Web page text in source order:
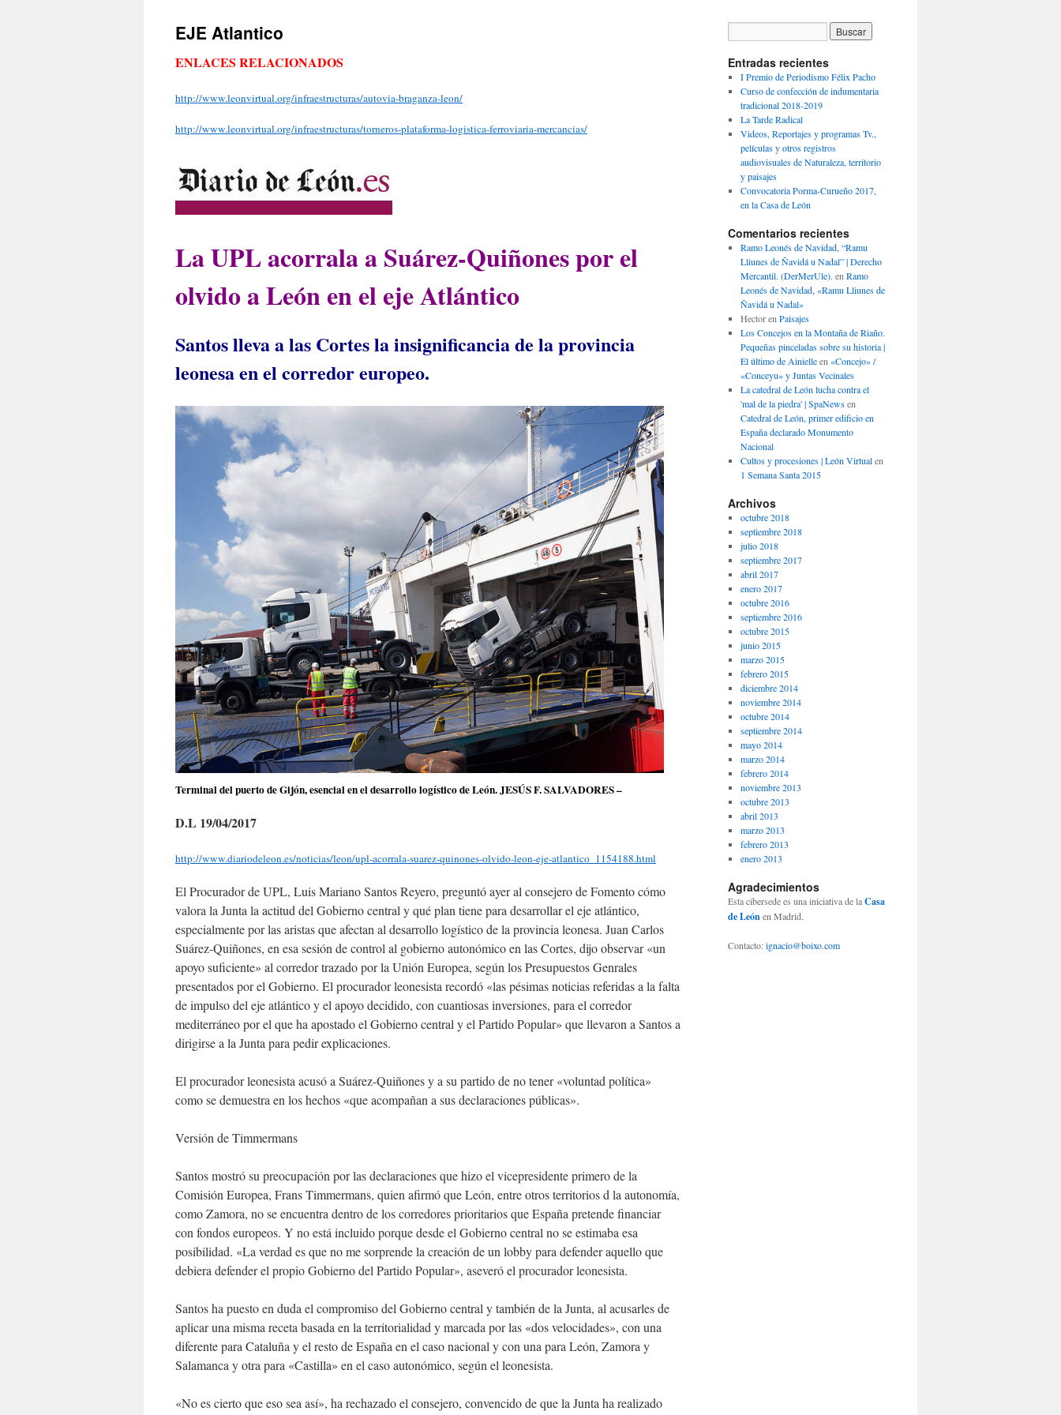
EJE Atlantico
ENLACES RELACIONADOS
http://www.leonvirtual.org/infraestructuras/autovia-braganza-leon/
http://www.leonvirtual.org/infraestructuras/torneros-plataforma-logistica-ferroviaria-mercancias/
La UPL acorrala a Suárez-Quiñones por el
olvido a León en el eje Atlántico
Santos lleva a las Cortes la insignificancia de la provincia
leonesa en el corredor europeo.
Terminal del puerto de Gijón, esencial en el desarrollo logístico de León. JESÚS F. SALVADORES –
D.L 19/04/2017
http://www.diariodeleon.es/noticias/leon/upl-acorrala-suarez-quinones-olvido-leon-eje-atlantico_1154188.html
El Procurador de UPL, Luis Mariano Santos Reyero, preguntó ayer al consejero de Fomento cómo
valora la Junta la actitud del Gobierno central y qué plan tiene para desarrollar el eje atlántico,
especialmente por las aristas que afectan al desarrollo logístico de la provincia leonesa. Juan Carlos
Suárez-Quiñones, en esa sesión de control al gobierno autonómico en las Cortes, dijo observar «un
apoyo suficiente» al corredor trazado por la Unión Europea, según los Presupuestos Genrales
presentados por el Gobierno. El procurador leonesista recordó «las pésimas noticias referidas a la falta
de impulso del eje atlántico y el apoyo decidido, con cuantiosas inversiones, para el corredor
mediterráneo por el que ha apostado el Gobierno central y el Partido Popular» que llevaron a Santos a
dirigirse a la Junta para pedir explicaciones.
El procurador leonesista acusó a Suárez-Quiñones y a su partido de no tener «voluntad política»
como se demuestra en los hechos «que acompañan a sus declaraciones públicas».
Versión de Timmermans
Santos mostró su preocupación por las declaraciones que hizo el vicepresidente primero de la
Comisión Europea, Frans Timmermans, quien afirmó que León, entre otros territorios d la autonomía,
como Zamora, no se encuentra dentro de los corredores prioritarios que España pretende financiar
con fondos europeos. Y no está incluido porque desde el Gobierno central no se estimaba esa
posibilidad. «La verdad es que no me sorprende la creación de un lobby para defender aquello que
debiera defender el propio Gobierno del Partido Popular», aseveró el procurador leonesista.
Santos ha puesto en duda el compromiso del Gobierno central y también de la Junta, al acusarles de
aplicar una misma receta basada en la territorialidad y marcada por las «dos velocidades», con una
diferente para Cataluña y el resto de España en el caso nacional y con una para León, Zamora y
Salamanca y otra para «Castilla» en el caso autonómico, según el leonesista.
«No es cierto que eso sea así», ha rechazado el consejero, convencido de que la Junta ha realizado
Entradas recientes
I Premio de Periodismo Félix Pacho
Curso de confección de indumentaria
tradicional 2018-2019
La Tarde Radical
Videos, Reportajes y programas Tv.,
películas y otros registros
audiovisuales de Naturaleza, territorio
y paisajes
Convocatoria Porma-Curueño 2017,
en la Casa de León
Comentarios recientes
Ramo Leonés de Navidad, “Ramu
Lliunes de Ñavidá u Nadal” | Derecho
Mercantil. (DerMerUle). en Ramo
Leonés de Navidad, «Ramu Lliunes de
Ñavidá u Nadal»
Hectoren Paisajes
Los Concejos en la Montaña de Riaño.
Pequeñas pinceladas sobre su historia |
El último de Ainielleen «Concejo» /
«Conceyu» y Juntas Vecinales
La catedral de León lucha contra el
'mal de la piedra' | SpaNewsen
Catedral de León, primer edificio en
España declarado Monumento
Nacional
Cultos y procesiones | León Virtualen
1 Semana Santa 2015
Archivos
octubre 2018
septiembre 2018
julio 2018
septiembre 2017
abril 2017
enero 2017
octubre 2016
septiembre 2016
octubre 2015
junio 2015
marzo 2015
febrero 2015
diciembre 2014
noviembre 2014
octubre 2014
septiembre 2014
mayo 2014
marzo 2014
febrero 2014
noviembre 2013
octubre 2013
abril 2013
marzo 2013
febrero 2013
enero 2013
Agradecimientos
Esta cibersede es una iniciativa de laCasa
de Leónen Madrid.
Contacto:ignacio@boixo.com